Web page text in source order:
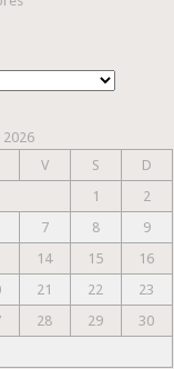
V S
D
1
2
7 8
9
14 15
16
21 22
23
28 29
30